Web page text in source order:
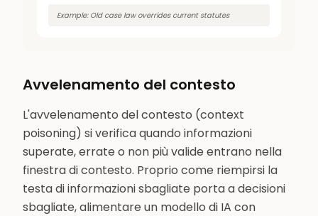
Example: Old case law overrides current statutes
Avvelenamento del contesto
L'avvelenamento del contesto (context
poisoning) si verifica quando informazioni
superate, errate o non più valide entrano nella
finestra di contesto. Proprio come riempirsi la
testa di informazioni sbagliate porta a decisioni
sbagliate, alimentare un modello di IA con